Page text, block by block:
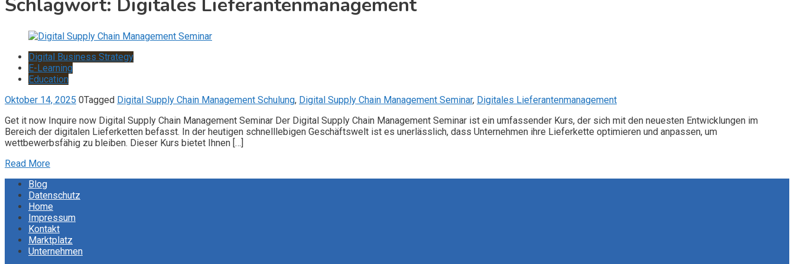
Schlagwort: Digitales Lieferantenmanagement
Digital Business Strategy
E-Learning
Education
Oktober 14, 2025 0Tagged Digital Supply Chain Management Schulung, Digital Supply Chain Management Seminar, Digitales Lieferantenmanagement
Get it now Inquire now Digital Supply Chain Management Seminar Der Digital Supply Chain Management Seminar ist ein umfassender Kurs, der sich mit den neuesten Entwicklungen im
Bereich der digitalen Lieferketten befasst. In der heutigen schnelllebigen Geschäftswelt ist es unerlässlich, dass Unternehmen ihre Lieferkette optimieren und anpassen, um
wettbewerbsfähig zu bleiben. Dieser Kurs bietet Ihnen […]
Read More
Blog
Datenschutz
Home
Impressum
Kontakt
Marktplatz
Unternehmen